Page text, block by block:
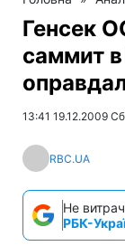
Генсек
саммит в
13:41 19.12.2009 Сб
RBC.UA
Не
РБК-